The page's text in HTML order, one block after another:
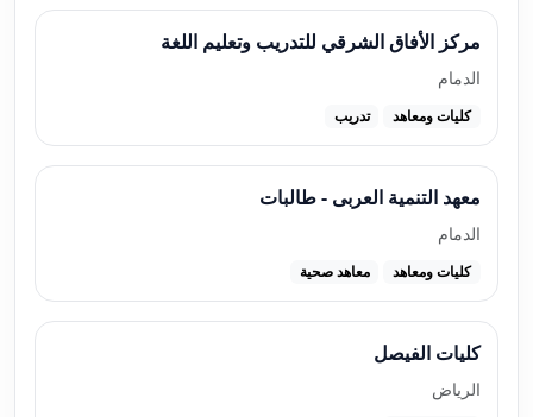
مركز الأفاق الشرقي للتدريب وتعليم اللغة
الدمام
كليات ومعاهد تدريب
معهد التنمية العربى - طالبات
الدمام
كليات ومعاهد معاهد صحية
كليات الفيصل
الرياض